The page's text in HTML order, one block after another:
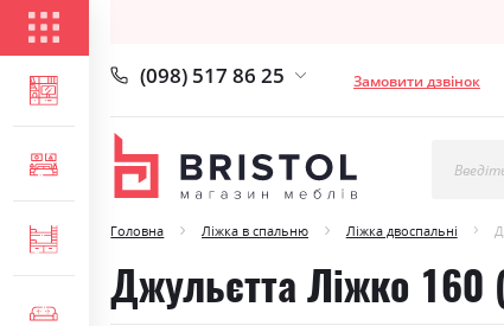
ВІТАЛЬНЯ
СПАЛЬНЯ
ДИТЯЧА
М'ЯКІ МЕБЛІ
(098) 517 86 25 Замовити дзвінок
Головна Ліжка в спальню Ліжка двоспальні
Джульєтта Ліжко